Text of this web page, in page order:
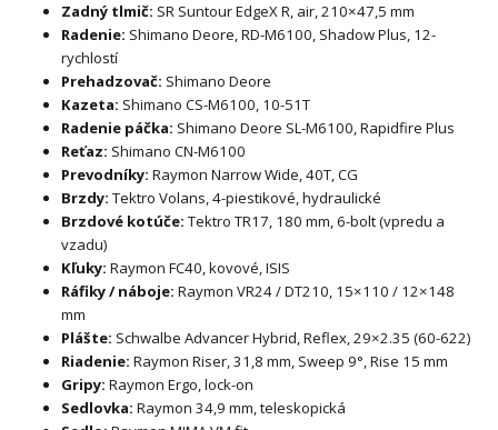
Zadný tlmič: SR Suntour EdgeX R, air, 210×47,5 mm
Radenie: Shimano Deore, RD-M6100, Shadow Plus, 12-
rychlostí
Prehadzovač: Shimano Deore
Kazeta: Shimano CS-M6100, 10-51T
Radenie páčka: Shimano Deore SL-M6100, Rapidfire Plus
Reťaz: Shimano CN-M6100
Prevodníky: Raymon Narrow Wide, 40T, CG
Brzdy: Tektro Volans, 4-piestikové, hydraulické
Brzdové kotúče: Tektro TR17, 180 mm, 6-bolt (vpredu a
vzadu)
Kľuky: Raymon FC40, kovové, ISIS
Ráfiky / náboje: Raymon VR24 / DT210, 15×110 / 12×148
mm
Plášte: Schwalbe Advancer Hybrid, Reflex, 29×2.35 (60-622)
Riadenie: Raymon Riser, 31,8 mm, Sweep 9°, Rise 15 mm
Gripy: Raymon Ergo, lock-on
Sedlovka: Raymon 34,9 mm, teleskopická